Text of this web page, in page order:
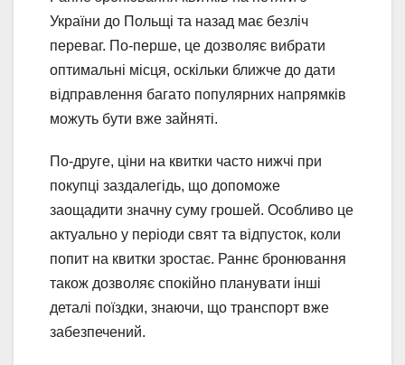
України до Польщі та назад має безліч
переваг. По-перше, це дозволяє вибрати
оптимальні місця, оскільки ближче до дати
відправлення багато популярних напрямків
можуть бути вже зайняті.
По-друге, ціни на квитки часто нижчі при
покупці заздалегідь, що допоможе
заощадити значну суму грошей. Особливо це
актуально у періоди свят та відпусток, коли
попит на квитки зростає. Раннє бронювання
також дозволяє спокійно планувати інші
деталі поїздки, знаючи, що транспорт вже
забезпечений.